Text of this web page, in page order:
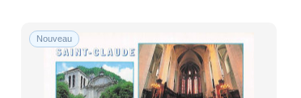
Nouveau